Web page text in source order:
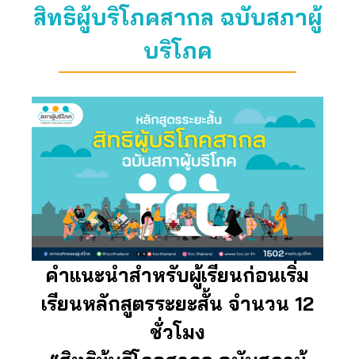
สิทธิผู้บริโภคสากล ฉบับสภาผู้
บริโภค
คำแนะนำสำหรับผู้เรียนก่อนเริ่ม
เรียนหลักสูตรระยะสั้น จำนวน 12
ชั่วโมง